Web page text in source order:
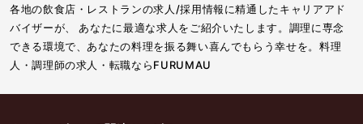
各地の飲食店・レストランの求人/採用情報に精通したキャリアアド
バイザーが、 あなたに最適な求人をご紹介いたします。調理に専念
できる環境で、あなたの料理を振る舞い喜んでもらう幸せを。料理
人・調理師の求人・転職ならFURUMAU